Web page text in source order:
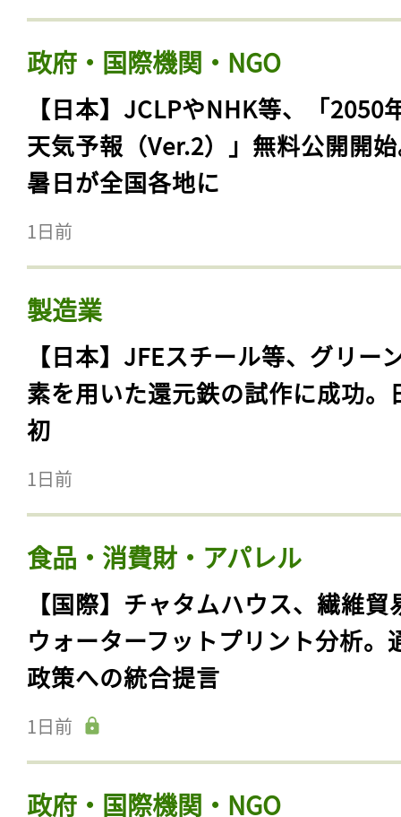
政府・国際機関・NGO
【日本】JCLPやNHK等、「2050
天気予報（Ver.2）」無料公開開
暑日が全国各地に
1日前
製造業
【日本】JFEスチール等、グリー
素を用いた還元鉄の試作に成功。
初
1日前
食品・消費財・アパレル
【国際】チャタムハウス、繊維貿
ウォーターフットプリント分析。
政策への統合提言
1日前
政府・国際機関・NGO